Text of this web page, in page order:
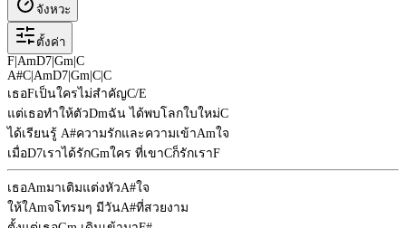
จังหวะ
ตั้งค่า
F AmD7 Gm C
A#C AmD7 Gm C C
เธอFเป็นใครไม่สำคัญC/E
แต่เธอทำให้ตัวDmฉัน ได้พบโลกใบใหม่C
ได้เรียนรู้ A#ความรักและความเข้าAmใจ
เมื่อD7เราได้รักGmใคร ที่เขาCก็รักเราF
เธอAmมาเติมแต่งหัวA#ใจ
ให้ใAmจโทรมๆ มีวันA#ที่สวยงาม